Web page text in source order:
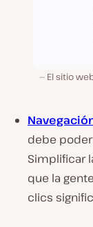
El sitio
debe
Simplificar
que la
clics